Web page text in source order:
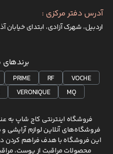
آدرس دفتر مرکزی :
اردبیل، شهرک آزادی، ابتدای خیابان
برندهای
VOCHE
RF
PRIME
MQ
VERONIQUE
فروشگاه اینترنتی کاج شاپ به
فروشگاه‌های آنلاین لوازم
این فروشگاه با هدف فراهم کردن
محصولات مراقبت از پوست،